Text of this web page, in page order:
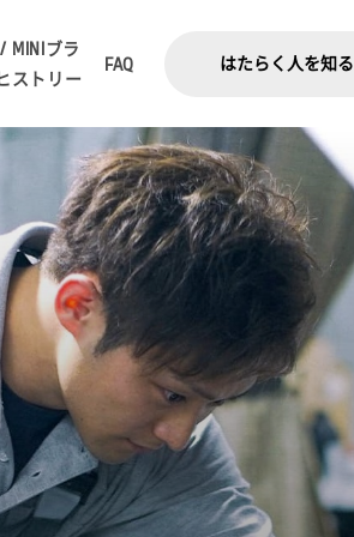
MINIブラ
ストリー
FAQ はたらく人を知る
ーコミック
ーショート動画
ー インタビュー
お知らせ・トピックス